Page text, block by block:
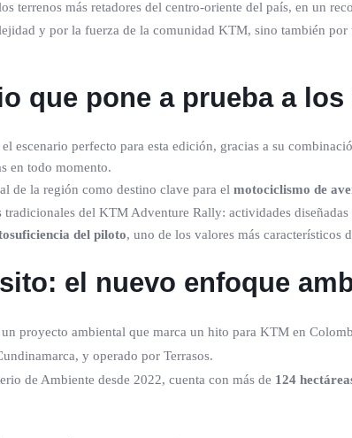
terrenos más retadores del centro-oriente del país, en un
y por la fuerza de la comunidad KTM, sino también
que pone a prueba a
escenario perfecto para esta edición, gracias a su
en todo momento.
de la región como destino clave para el motociclismo de
del KTM Adventure Rally: actividades
del piloto, uno de los valores más característicos
el nuevo enfoque
proyecto ambiental que marca un hito para KTM en
y operado por Terrasos.
de Ambiente desde 2022, cuenta con más de 124